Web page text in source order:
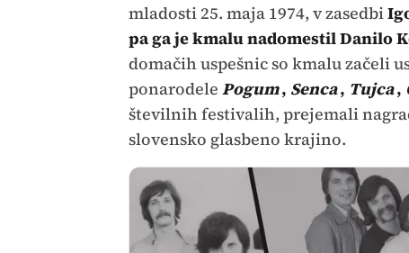
mladosti 25. maja 1974, v zasedbi
pa ga je kmalu nadomestil Danilo
domačih uspešnic so kmalu začeli
ponarodele Pogum, Senca, Tujca,
številnih festivalih, prejemali
slovensko glasbeno krajino.